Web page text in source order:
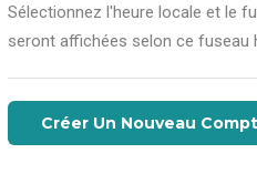
Sélectionnez l'heure locale et le
seront affichées selon ce fuseau